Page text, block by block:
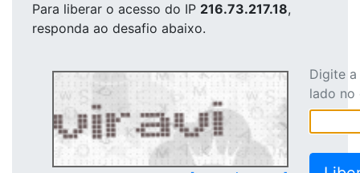
Para liberar o acesso do IP 216.73.217.18,
responda ao desafio abaixo.
Digite
lado no